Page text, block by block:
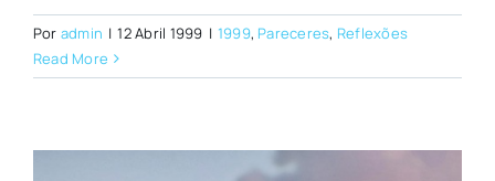
Por admin | 12 Abril 1999 | 1999, Pareceres, Reflexões
Read More